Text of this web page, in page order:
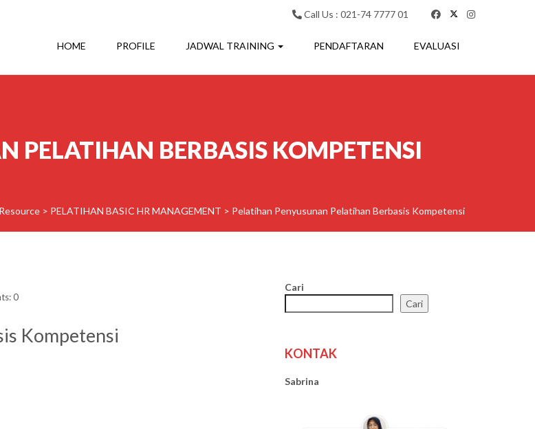
Call Us : 021-74 7777 01
HOME PROFILE JADWAL TRAINING PENDAFTARAN EVALUASI
PELATIHAN BERBASIS KOMPETENSI
> PELATIHAN BASIC HR MANAGEMENT > Pelatihan Penyusunan Pelatihan Berbasis Kompetensi
0
Kompetensi
Cari
Cari
KONTAK
Sabrina